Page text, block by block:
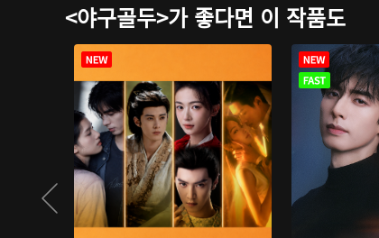
<야구골두>가 좋다면 이 작품도